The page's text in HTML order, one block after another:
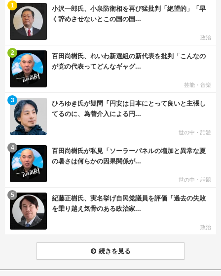
小沢一郎氏、小泉防衛相を再び猛批判「絶望的」「早
く辞めさせないとこの国の国...
政治
1
百田尚樹氏、れいわ新選組の新代表を批判「こんなの
が党の代表ってどんなギャグ...
芸能・音楽
2
ひろゆき氏が疑問「円安は日本にとって良いと主張し
てるのに、為替介入による円...
世の中・話題
3
百田尚樹氏が私見「ソーラーパネルの増加と異常な夏
の暑さは何らかの因果関係が...
世の中・話題
4
紀藤正樹氏、実名挙げ自民党議員を評価「過去の失敗
を乗り越え気骨のある政治家...
政治
5
続きを見る